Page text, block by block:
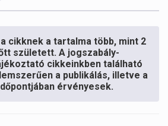
cikknek a tartalma több, mint 2
született. A jogszabály-
cikkeinkben található
a publikálás, illetve a
érvényesek.